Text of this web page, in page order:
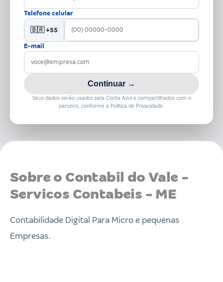
Telefone celular
🇧🇷 +55
E-mail
Continuar →
Seus dados serão usados pela Conta Azul e compartilhados com o
parceiro, conforme a Política de Privacidade.
Sobre o Contabil do Vale -
Servicos Contabeis - ME
Contabilidade Digital Para Micro e pequenas
Empresas.